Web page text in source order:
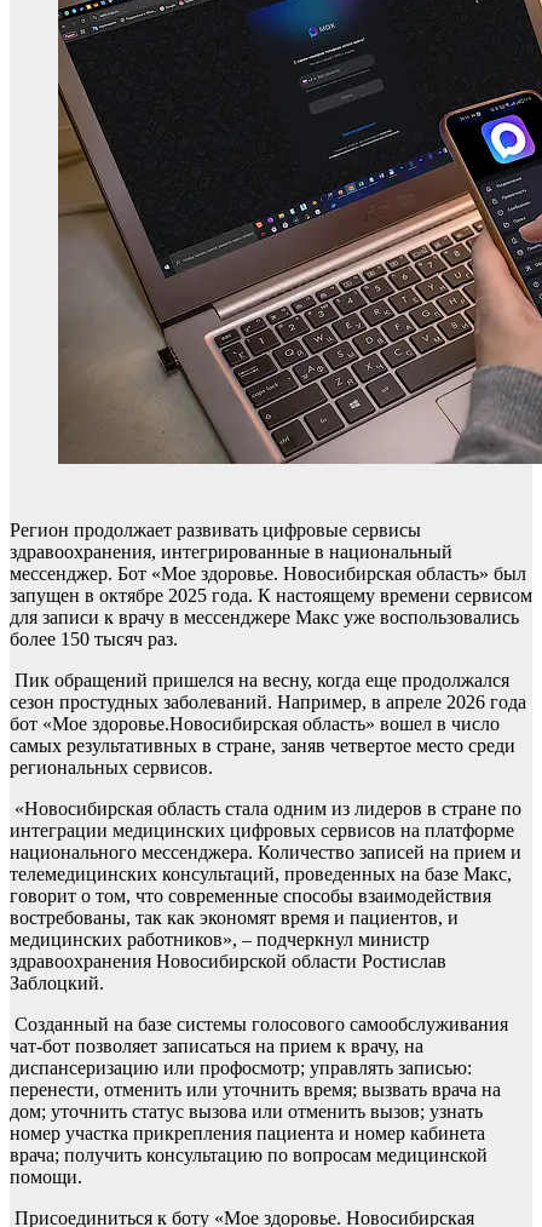
Регион продолжает развивать цифровые сервисы
здравоохранения, интегрированные в национальный
мессенджер. Бот «Мое здоровье. Новосибирская область» был
запущен в октябре 2025 года. К настоящему времени сервисом
для записи к врачу в мессенджере Макс уже воспользовались
более 150 тысяч раз.
Пик обращений пришелся на весну, когда еще продолжался
сезон простудных заболеваний. Например, в апреле 2026 года
бот «Мое здоровье.Новосибирская область» вошел в число
самых результативных в стране, заняв четвертое место среди
региональных сервисов.
«Новосибирская область стала одним из лидеров в стране по
интеграции медицинских цифровых сервисов на платформе
национального мессенджера. Количество записей на прием и
телемедицинских консультаций, проведенных на базе Макс,
говорит о том, что современные способы взаимодействия
востребованы, так как экономят время и пациентов, и
медицинских работников», – подчеркнул министр
здравоохранения Новосибирской области Ростислав
Заблоцкий.
Созданный на базе системы голосового самообслуживания
чат-бот позволяет записаться на прием к врачу, на
диспансеризацию или профосмотр; управлять записью:
перенести, отменить или уточнить время; вызвать врача на
дом; уточнить статус вызова или отменить вызов; узнать
номер участка прикрепления пациента и номер кабинета
врача; получить консультацию по вопросам медицинской
помощи.
Присоединиться к боту «Мое здоровье. Новосибирская